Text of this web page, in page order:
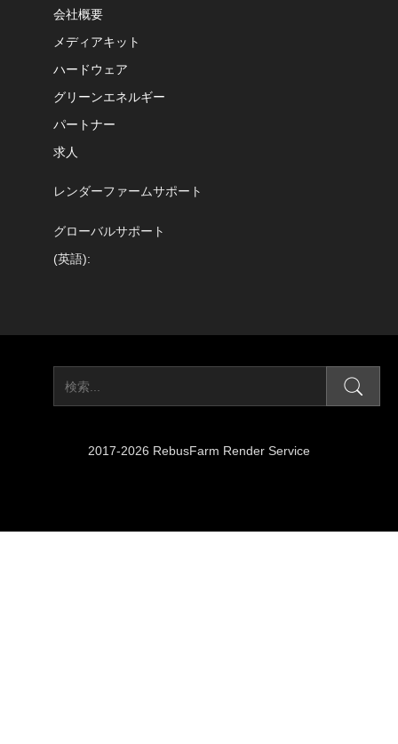
会社概要
メディアキット
ハードウェア
グリーンエネルギー
パートナー
求人
レンダーファームサポート
グローバルサポート
(英語):
2017-2026 RebusFarm Render Service